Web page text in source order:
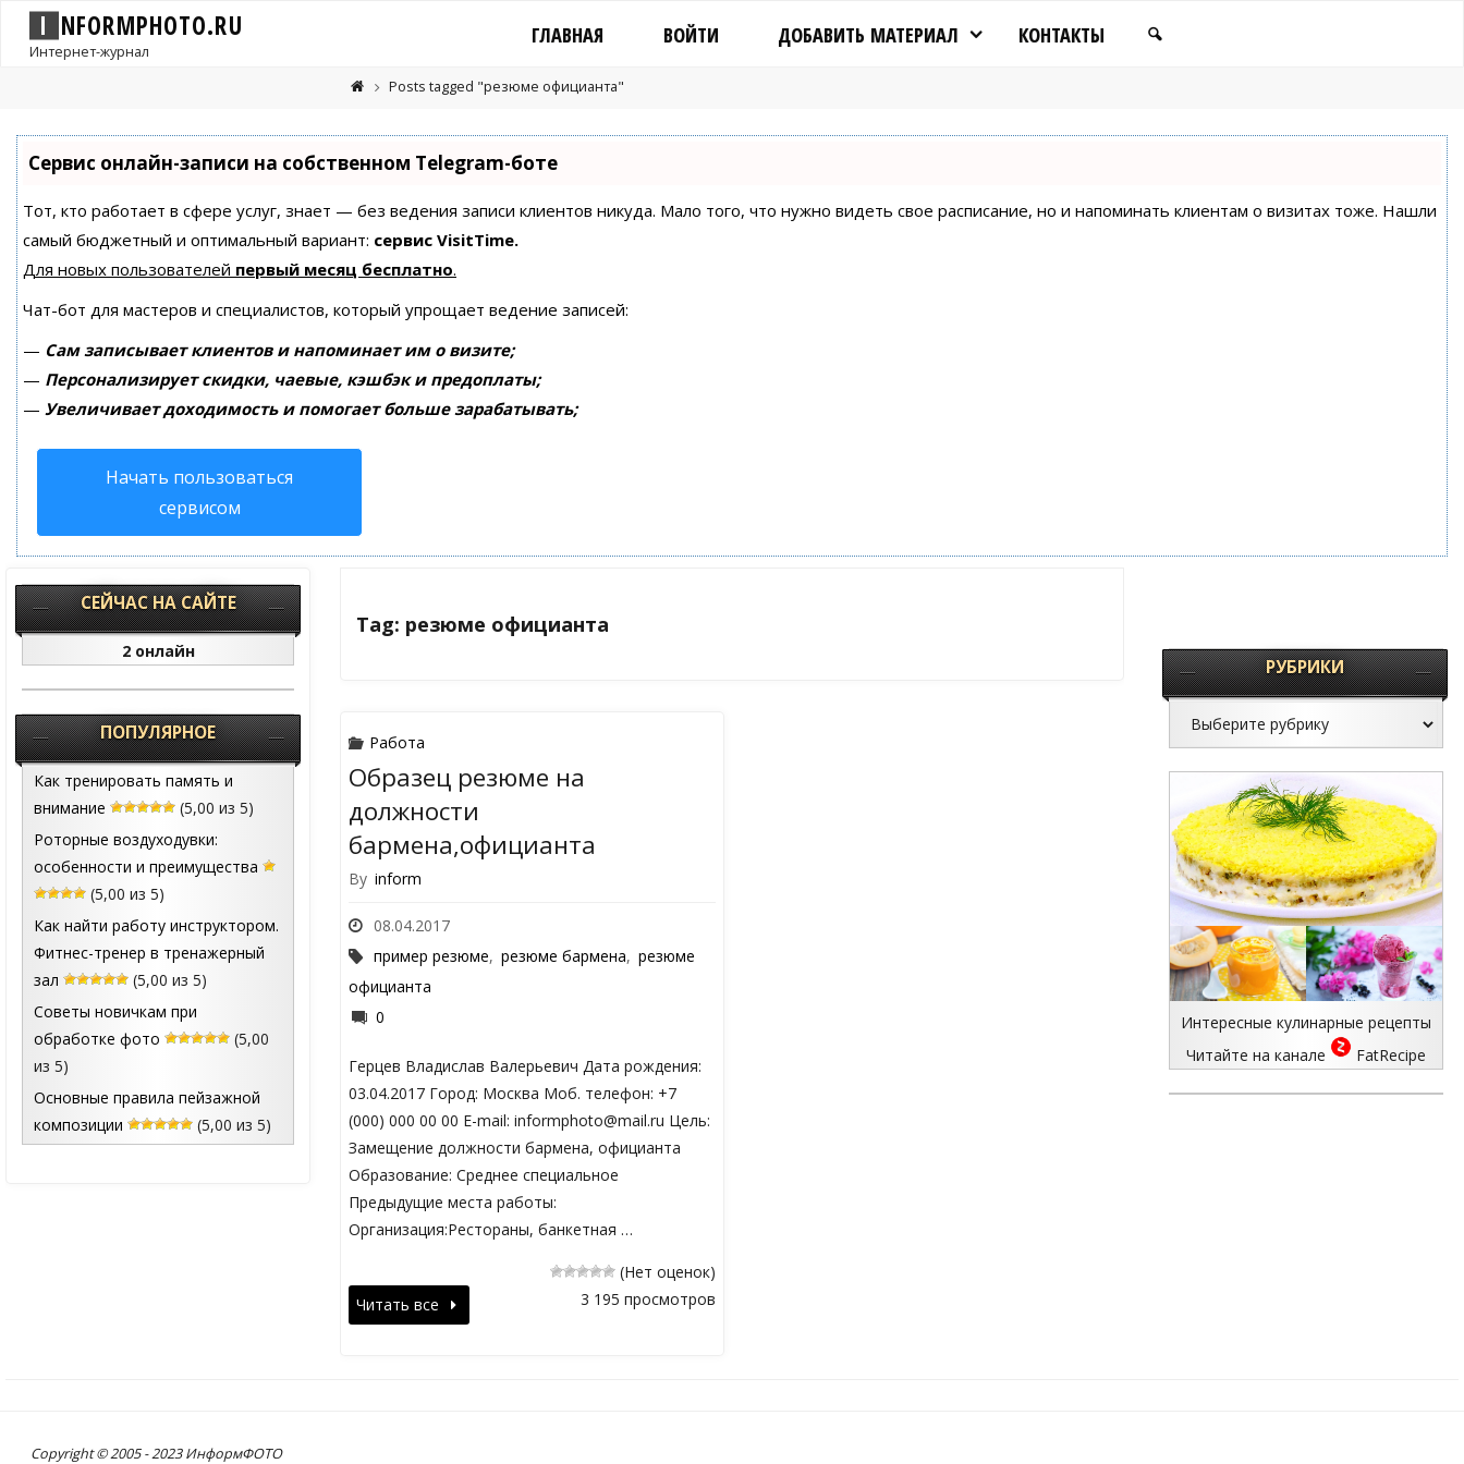
I NFORMPHOTO.RU
Интернет-журнал
ГЛАВНАЯ ВОЙТИ ДОБАВИТЬ МАТЕРИАЛ КОНТАКТЫ
Posts tagged "резюме официанта"
Сервис онлайн-записи на собственном Telegram-боте
Тот, кто работает в сфере услуг, знает — без ведения записи клиентов никуда. Мало того, что нужно видеть свое расписание, но и напоминать клиентам о визитах тоже. Нашли
самый бюджетный и оптимальный вариант: сервис VisitTime.
Для новых пользователей первый месяц бесплатно.
Чат-бот для мастеров и специалистов, который упрощает ведение записей:
— Сам записывает клиентов и напоминает им о визите;
— Персонализирует скидки, чаевые, кэшбэк и предоплаты;
— Увеличивает доходимость и помогает больше зарабатывать;
Начать пользоваться
сервисом
Tag: резюме официанта
Работа
Образец резюме на
должности
бармена,официанта
By inform
08.04.2017
пример резюме, резюме бармена, резюме
официанта
0
Герцев Владислав Валерьевич Дата рождения:
03.04.2017 Город: Москва Моб. телефон: +7
(000) 000 00 00 E-mail: informphoto@mail.ru Цель:
Замещение должности бармена, официанта
Образование: Среднее специальное
Предыдущие места работы:
Организация:Рестораны, банкетная …
(Нет оценок)
3 195 просмотров
Читать все
СЕЙЧАС НА САЙТЕ
2 онлайн
ПОПУЛЯРНОЕ
Как тренировать память и
внимание
(5,00 из 5)
Роторные воздуходувки:
особенности и преимущества
(5,00 из 5)
Как найти работу инструктором.
Фитнес-тренер в тренажерный
зал
(5,00 из 5)
Советы новичкам при
обработке фото
(5,00
из 5)
Основные правила пейзажной
композиции
(5,00 из 5)
РУБРИКИ
Интересные кулинарные рецепты
Читайте на канале
FatRecipe
Copyright © 2005 - 2023 ИнформФОТО